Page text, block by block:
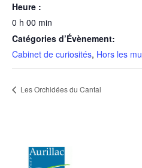
Heure :
0 h 00 min
Catégories d’Évènement:
Cabinet de curiosités, Hors les
Les Orchidées du Cantal